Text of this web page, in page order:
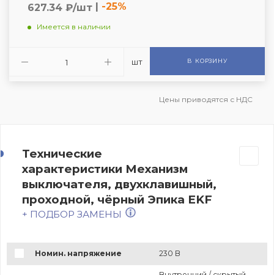
627.34 ₽/шт -25%
Имеется в наличии
шт В КОРЗИНУ
Цены приводятся с НДС
Технические
характеристики Механизм
выключателя, двухклавишный,
проходной, чёрный Эпика EKF
+ ПОДБОР ЗАМЕНЫ
Номин. напряжение 230 В